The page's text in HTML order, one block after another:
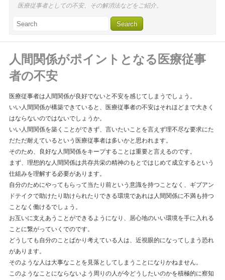
医療従事者としての不安、その解消法などをご紹介。
人間関係がポイントとなる医療従事
者の不安
医療従事者は人間関係が良好でないと不安を感じてしまうでしょう。
いい人間関係が構築できていると、医療従事者の不安はそれほどまで大きく
はならないのではないでしょうか。
いい人間関係を築くことができず、言いたいことを言えず理不尽な要求にた
だただ耐えているという医療従事者は多いかと思われます。
そのため、良好な人間関係をキープすることは重要と言えるのです。
まず、理想的な人間関係は共存共栄の精神のもとではじめて成立するという
仕組みを理解する必要があります。
自分のためにやってもらって当たり前という意識を持つことなく、ギブアン
ドテイクで助けたり助けられたりできる環境であれは人間関係に不満も持つ
ことなく働けるでしょう。
お互いに支えあうことができるようになり、居心地のいい環境を手に入れる
ことに繋がっていくでのです。
どうしても自分のことばかり考えている人は、近視眼的になってしまう恐れ
があります。
そのような人は大事なことを見落としてしまうことになりかねません。
このようなことにならないよう周りの人が今どうしたいのかを積極的に察知